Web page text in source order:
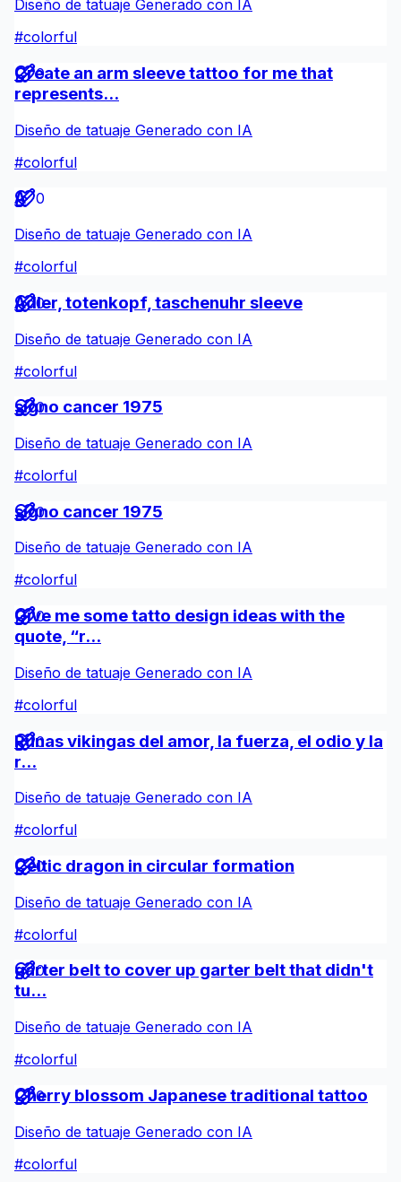
Diseño de tatuaje Generado con IA
#colorful
0
Create an arm sleeve tattoo for me that
represents...
Diseño de tatuaje Generado con IA
#colorful
0
A
Diseño de tatuaje Generado con IA
#colorful
0
Adler, totenkopf, taschenuhr sleeve
Diseño de tatuaje Generado con IA
#colorful
0
signo cancer 1975
Diseño de tatuaje Generado con IA
#colorful
0
signo cancer 1975
Diseño de tatuaje Generado con IA
#colorful
0
Give me some tatto design ideas with the
quote, “r...
Diseño de tatuaje Generado con IA
#colorful
0
Runas vikingas del amor, la fuerza, el odio y la
r...
Diseño de tatuaje Generado con IA
#colorful
0
Celtic dragon in circular formation
Diseño de tatuaje Generado con IA
#colorful
0
garter belt to cover up garter belt that didn't
tu...
Diseño de tatuaje Generado con IA
#colorful
0
Cherry blossom Japanese traditional tattoo
Diseño de tatuaje Generado con IA
#colorful